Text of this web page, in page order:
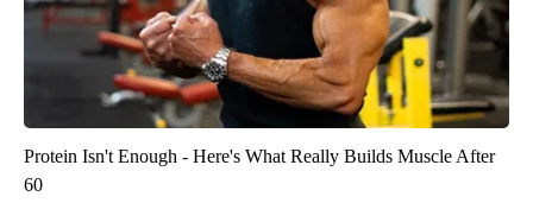
Protein Isn't Enough - Here's What Really Builds Muscle After
60